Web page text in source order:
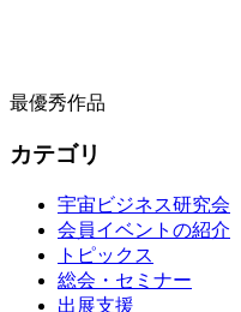
最優秀作品
カテゴリ
宇宙ビジネス研究会
会員イベントの紹介
トピックス
総会・セミナー
出展支援